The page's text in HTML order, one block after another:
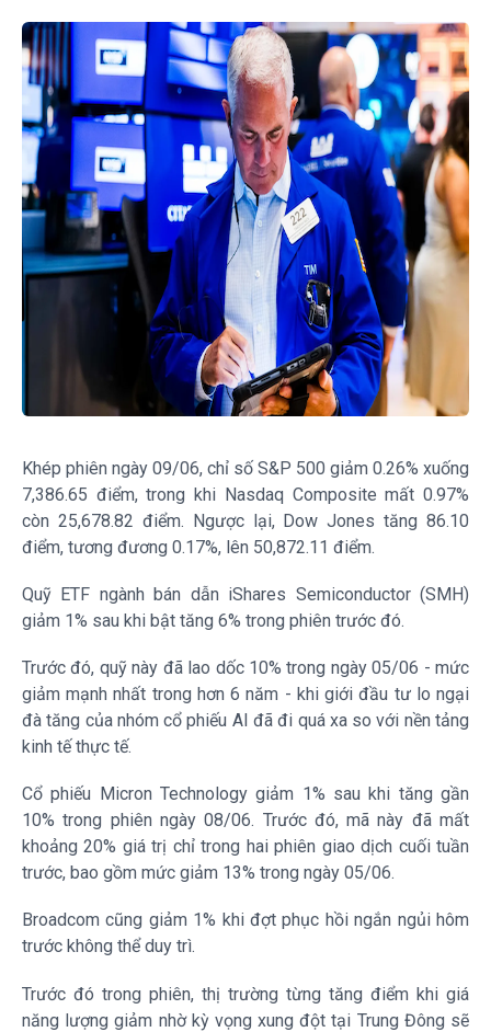
Khép phiên ngày 09/06, chỉ số S&P 500 giảm 0.26% xuống
7,386.65 điểm, trong khi Nasdaq Composite mất 0.97%
còn 25,678.82 điểm. Ngược lại, Dow Jones tăng 86.10
điểm, tương đương 0.17%, lên 50,872.11 điểm.
Quỹ ETF ngành bán dẫn iShares Semiconductor (SMH)
giảm 1% sau khi bật tăng 6% trong phiên trước đó.
Trước đó, quỹ này đã lao dốc 10% trong ngày 05/06 - mức
giảm mạnh nhất trong hơn 6 năm - khi giới đầu tư lo ngại
đà tăng của nhóm cổ phiếu AI đã đi quá xa so với nền tảng
kinh tế thực tế.
Cổ phiếu Micron Technology giảm 1% sau khi tăng gần
10% trong phiên ngày 08/06. Trước đó, mã này đã mất
khoảng 20% giá trị chỉ trong hai phiên giao dịch cuối tuần
trước, bao gồm mức giảm 13% trong ngày 05/06.
Broadcom cũng giảm 1% khi đợt phục hồi ngắn ngủi hôm
trước không thể duy trì.
Trước đó trong phiên, thị trường từng tăng điểm khi giá
năng lượng giảm nhờ kỳ vọng xung đột tại Trung Đông sẽ